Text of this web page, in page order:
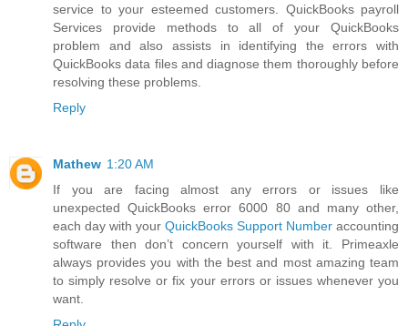
service to your esteemed customers. QuickBooks payroll
Services provide methods to all of your QuickBooks
problem and also assists in identifying the errors with
QuickBooks data files and diagnose them thoroughly before
resolving these problems.
Reply
Mathew 1:20 AM
If you are facing almost any errors or issues like
unexpected QuickBooks error 6000 80 and many other,
each day with your QuickBooks Support Number accounting
software then don’t concern yourself with it. Primeaxle
always provides you with the best and most amazing team
to simply resolve or fix your errors or issues whenever you
want.